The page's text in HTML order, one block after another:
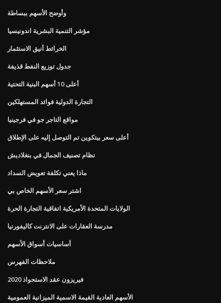
وأوضح الأسهم ببساطة
مؤشر التنمية البشرية اندونيسيا
الخرائط أنيق الاستثمار
جدول توزيع النفط قذيفة
أعلى 10 أسهم البنية التحتية
التجارة الدولية فوائد المستهلكين
مواقع التاجر جو في فرجينيا
أعلى سعر بيتكوين تم التوصل إليه على الإطلاق
نظام تصنيف الجمال في بنغلاديش
ماذا يعني تكلفة تعويض السداد
اشتر سعر الأسهم الخاص بي
الولايات المتحدة الأمريكية اتفاقية التجارة الحرة
مدرسة العقارات على الانترنت كاليفورنيا
أساسيات أسواق الأسهم
ملاحظات الفهرس
فيريزون عقد الاستحواذ 2020
الأسهم العادية القيمة الاسمية الميزانية العمومية